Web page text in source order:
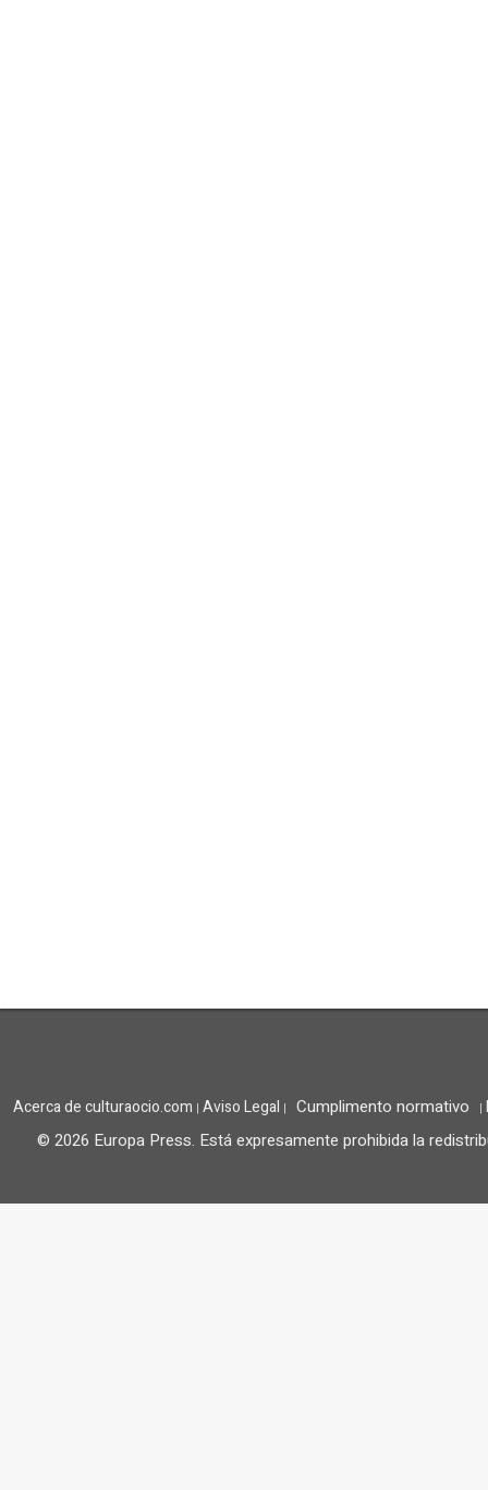
Acerca de culturaocio.com | Aviso Legal | Cumplimento normativo |
© 2026 Europa Press. Está expresamente prohibida la